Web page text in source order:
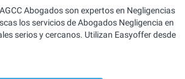
Abogados son expertos en Negligencias
los servicios de Abogados Negligencia en
serios y cercanos. Utilizan Easyoffer desde